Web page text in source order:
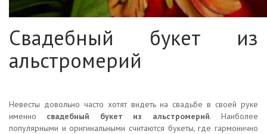
Свадебный букет из
альстромерий
Невесты довольно часто хотят видеть на свадьбе в своей руке
именно свадебный букет из альстромерий. Наиболее
популярными и оригинальными считаются букеты, где гармонично